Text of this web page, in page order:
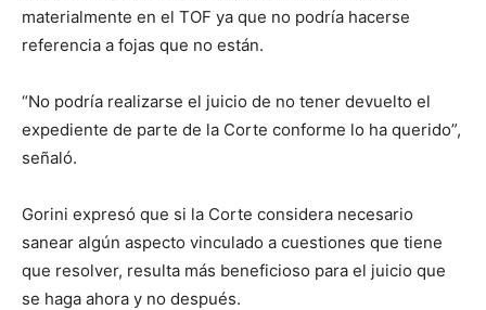
materialmente en el TOF ya que no podría hacerse
referencia a fojas que no están.
“No podría realizarse el juicio de no tener devuelto el
expediente de parte de la Corte conforme lo ha querido”,
señaló.
Gorini expresó que si la Corte considera necesario
sanear algún aspecto vinculado a cuestiones que tiene
que resolver, resulta más beneficioso para el juicio que
se haga ahora y no después.